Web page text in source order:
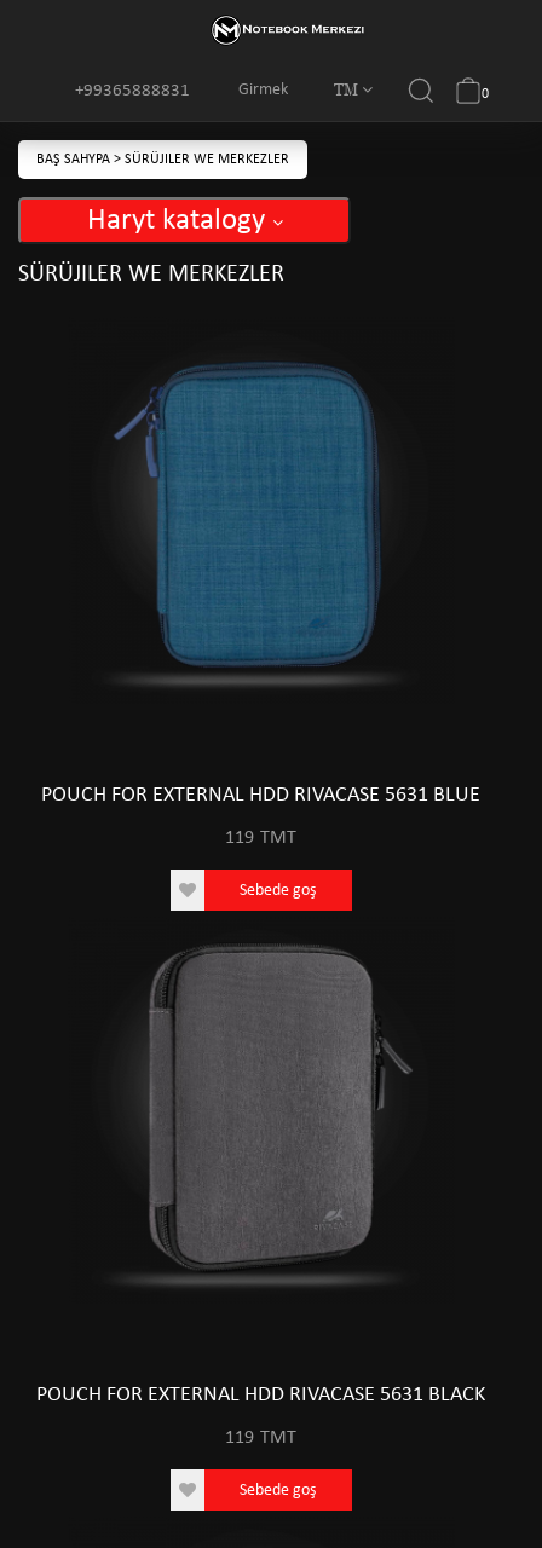
Girmek TM
+99365888831 0
BAŞ SAHYPA > SÜRÜJILER WE MERKEZLER
Haryt katalogy
SÜRÜJILER WE MERKEZLER
POUCH FOR EXTERNAL HDD RIVACASE 5631 BLUE
119 TMT
Sebede goş
POUCH FOR EXTERNAL HDD RIVACASE 5631 BLACK
119 TMT
Sebede goş